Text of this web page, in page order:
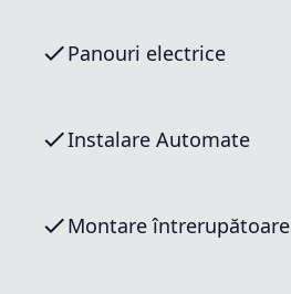
Panouri electrice
Instalare Automate
Montare întrerupătoare